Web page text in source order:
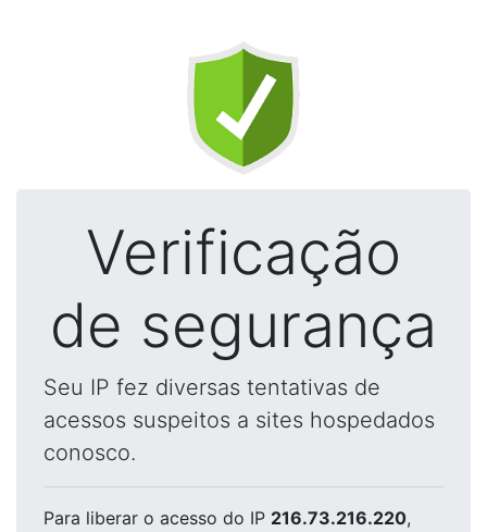
Verificação
de segurança
Seu IP fez diversas tentativas de
acessos suspeitos a sites hospedados
conosco.
Para liberar o acesso do IP 216.73.216.220,